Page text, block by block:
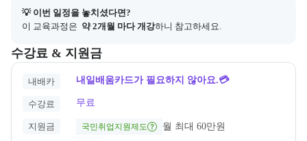
💡 이번 일정을 놓치셨다면?
이 교육과정은 약 2개월 마다 개강하니 참고하세요.
수강료 & 지원금
교육과정의 비용 및 결제 관련 정보를 안내한다. 필요 시 정부지원 과
내배카 내일배움카드가 필요하지 않아요.💳
수강료 무료
지원금 국민취업지원제도 월 최대 60만원